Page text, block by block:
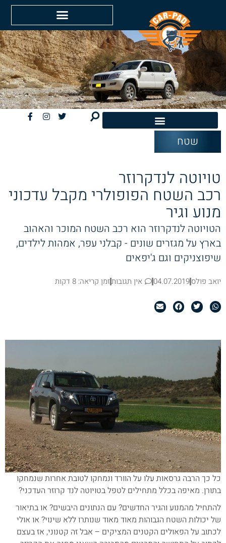
שטח
טויוטה לנדקרוזר
רכב השטח הפופולרי מקבל עדכוני
מנוע וגיר
הטויוטה לנדקרוזר הוא רכב השטח המוכר והאהוב
בארץ על מגזרים שונים - קבלני עפר, אמהות לילדים,
שיפוצניקים וגם ג'יפאים
יואב פולס04.07.2019 אין תגובותזמן קריאה: 8 דקות
כל כך הרבה גרסאות עלו על הוורד ונמחקו לטובת אחרות שנמחקו
בתורן. מאיפה בכלל מתחילים לטפל בטויוטה לנד קרוזר העדכני?
להתחיל מהמנוע והגיר החדשים? עם הנתונים היבשים? או בתיאור
של יכולות השטח הגבוהות מאוד מאוד שנותרו ללא שינוי? או אולי
לכתוב על הפאולים הקטנים המציקים – אבל זה קטנוני, אז בעצם